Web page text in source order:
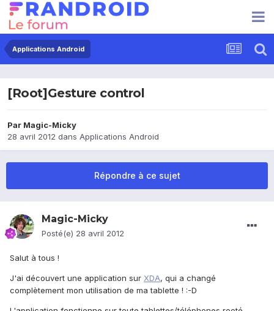
Applications Android
[Root]Gesture control
Par Magic-Micky
28 avril 2012 dans Applications Android
Répondre à ce sujet
Magic-Micky
Posté(e) 28 avril 2012
Salut à tous !
J'ai découvert une application sur XDA, qui a changé
complètement mon utilisation de ma tablette ! :-D